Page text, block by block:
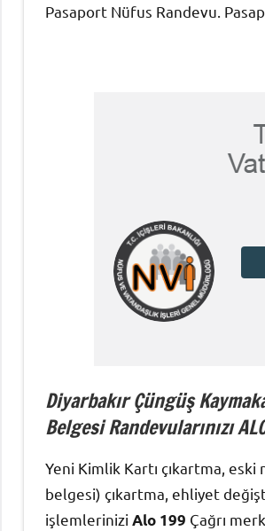
Pasaport Nüfus Randevu.
Diyarbakır Çüngüş
Belgesi Randevularınızı
Yeni Kimlik Kartı çıkartma,
belgesi) çıkartma, ehliyet
işlemlerinizi Alo 199 Çağrı